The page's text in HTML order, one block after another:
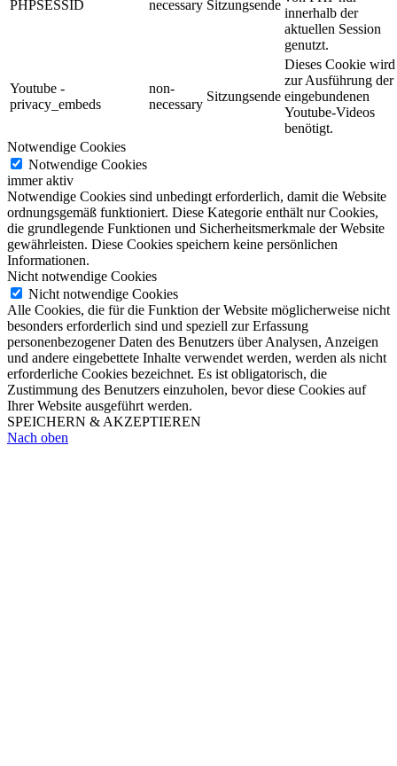
PHPSESSID necessary Sitzungsende
innerhalb der
aktuellen Session
genutzt.
Youtube -
privacy_embeds
non-
necessary
Sitzungsende
Dieses Cookie wird
zur Ausführung der
eingebundenen
Youtube-Videos
benötigt.
Notwendige Cookies
Notwendige Cookies
immer aktiv
Notwendige Cookies sind unbedingt erforderlich, damit die Website
ordnungsgemäß funktioniert. Diese Kategorie enthält nur Cookies,
die grundlegende Funktionen und Sicherheitsmerkmale der Website
gewährleisten. Diese Cookies speichern keine persönlichen
Informationen.
Nicht notwendige Cookies
Nicht notwendige Cookies
Alle Cookies, die für die Funktion der Website möglicherweise nicht
besonders erforderlich sind und speziell zur Erfassung
personenbezogener Daten des Benutzers über Analysen, Anzeigen
und andere eingebettete Inhalte verwendet werden, werden als nicht
erforderliche Cookies bezeichnet. Es ist obligatorisch, die
Zustimmung des Benutzers einzuholen, bevor diese Cookies auf
Ihrer Website ausgeführt werden.
SPEICHERN & AKZEPTIEREN
Nach oben